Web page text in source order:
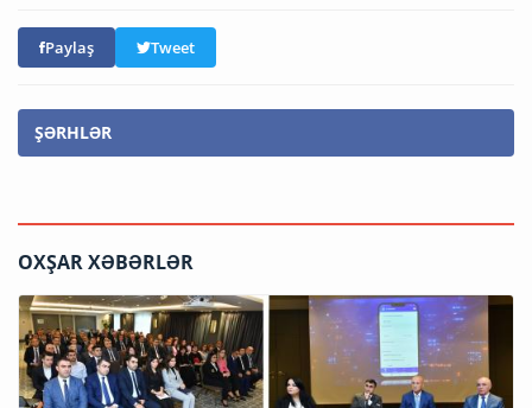
Paylaş Tweet
ŞƏRHLƏR
OXŞAR XƏBƏRLƏR